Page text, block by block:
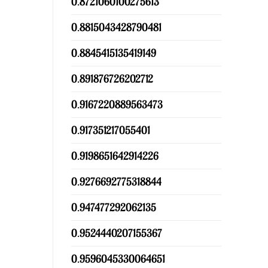
0.8815043428790481
0.8845415135419149
0.891876726202712
0.9167220889563473
0.917351217055401
0.9198651642914226
0.9276692775318844
0.947477292062135
0.9524440207155367
0.9596045330064651